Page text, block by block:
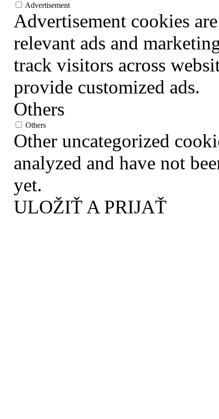
Advertisement
Advertisement cookies
relevant ads and
track visitors across
provide customized ads.
Others
Others
Other uncategorized
analyzed and have not
yet.
ULOŽIŤ A PRIJAŤ